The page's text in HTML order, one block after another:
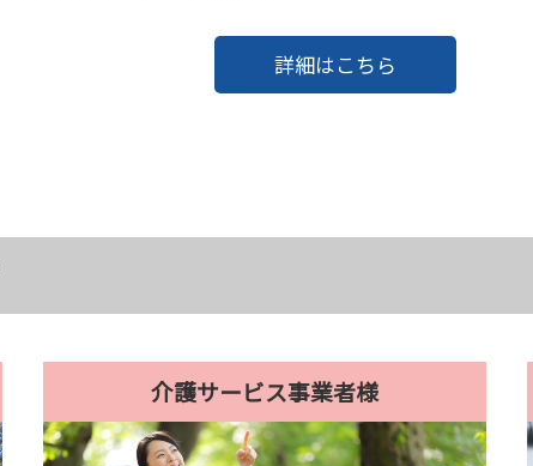
詳細はこちら
介護サービス事業者様